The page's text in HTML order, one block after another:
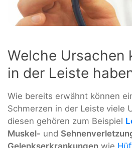
Welche Ursachen
in der Leiste
Wie bereits erwähnt können
Schmerzen in der Leiste viele
diesen gehören zum Beispiel
Muskel- und
Gelenkserkrankungen wie